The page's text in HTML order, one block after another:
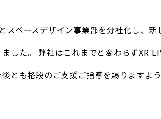
ペースデザイン事業部を分社化し、新
した。 弊社はこれまでと変わらずXR
とも格段のご支援ご指導を賜りますよ